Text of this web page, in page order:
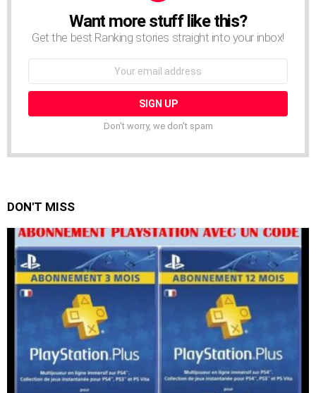
NEWSLETTERWant more stuff like this?
Get the best Ranking stories straight into your inbox!
Don't worry, we don't spam
DON'T MISS